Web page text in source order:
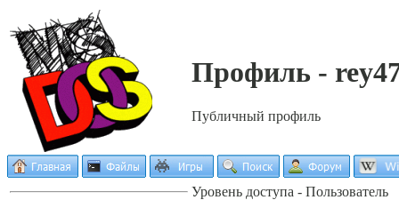
Профиль -
Публичный профиль
Уровень доступа - Пользователь